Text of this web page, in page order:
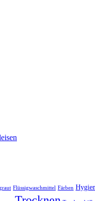
Flüssigwaschmittel Färben